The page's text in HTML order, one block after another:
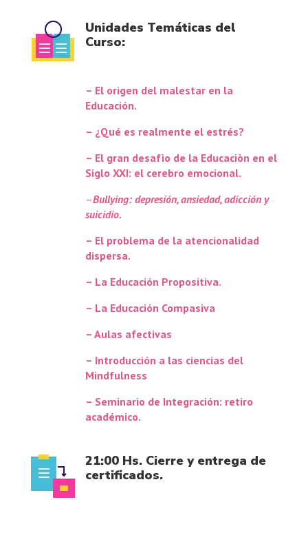
Unidades Temáticas del
Curso:
– El origen del malestar en la
Educación.
– ¿Qué es realmente el estrés?
– El gran desafìo de la Educaciòn en el
Siglo XXI: el cerebro emocional.
–Bullying: depresión, ansiedad, adicción y
suicidio.
– El problema de la atencionalidad
dispersa.
– La Educación Propositiva.
– La Educación Compasiva
– Aulas afectivas
– Introducción a las ciencias del
Mindfulness
– Seminario de Integración: retiro
académico.
21:00 Hs. Cierre y entrega de
certificados.